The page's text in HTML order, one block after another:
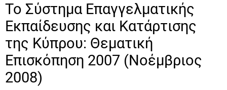
Το Σύστημα Επαγγελματικής
Εκπαίδευσης και Κατάρτισης
της Κύπρου: Θεματική
Επισκόπηση 2007 (Νοέμβριος
2008)